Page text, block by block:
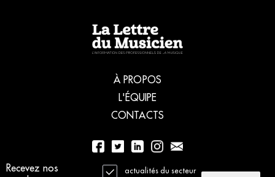
Recevez nos
actualités du secteur
À PROPOS
L'ÉQUIPE
CONTACTS
01 56 77 04 00